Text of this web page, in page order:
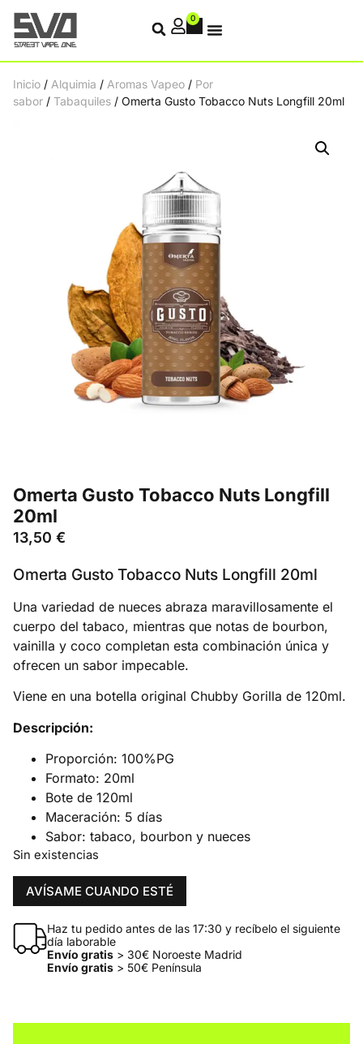
0
Inicio / Alquimia / Aromas Vapeo / Por
sabor / Tabaquiles / Omerta Gusto Tobacco Nuts Longfill 20ml
Omerta Gusto Tobacco Nuts Longfill
20ml
13,50 €
Omerta Gusto Tobacco Nuts Longfill 20ml
Una variedad de nueces abraza maravillosamente el
cuerpo del tabaco, mientras que notas de bourbon,
vainilla y coco completan esta combinación única y
ofrecen un sabor impecable.
Viene en una botella original Chubby Gorilla de 120ml.
Descripción:
Proporción: 100%PG
Formato: 20ml
Bote de 120ml
Maceración: 5 días
Sabor: tabaco, bourbon y nueces
Sin existencias
AVÍSAME CUANDO ESTÉ
Haz tu pedido antes de las 17:30 y recíbelo el siguiente
día laborable
Envío gratis> 30€ Noroeste Madrid
Envío gratis> 50€ Península